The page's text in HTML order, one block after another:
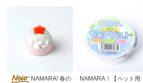
NAMARA! 春の
NAMARA！【ペット用